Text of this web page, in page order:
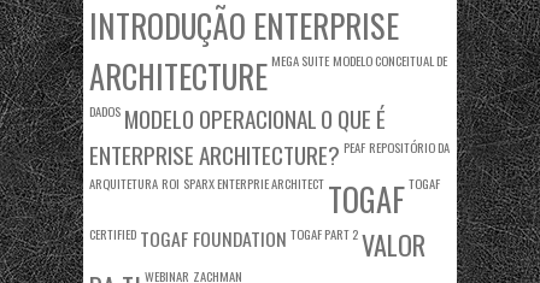
INTRODUÇÃO ENTERPRISE
ARCHITECTURE MEGA SUITE MODELO CONCEITUAL DE
DADOS MODELO OPERACIONALO QUE É
ENTERPRISE ARCHITECTURE? PEAF REPOSITÓRIO DA
ARQUITETURA ROI SPARX ENTERPRIE ARCHITECT TOGAFTOGAF
CERTIFIED TOGAF FOUNDATION TOGAF PART 2VALOR
WEBINAR ZACHMAN